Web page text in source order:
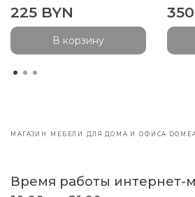
225 BYN
В корзину
МАГАЗИН МЕБЕЛИ ДЛЯ ДОМА И ОФИСА
Время работы интернет-